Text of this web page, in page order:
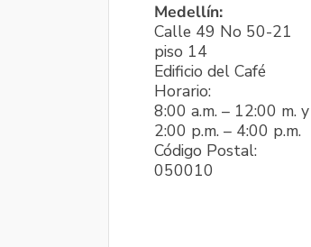
Medellín:
Calle 49 No 50-21
piso 14
Edificio del Café
Horario:
8:00 a.m. – 12:00 m. y
2:00 p.m. – 4:00 p.m.
Código Postal:
050010